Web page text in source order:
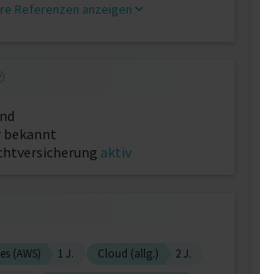
Referenzen anzeigen
bekannt
aktiv
(AWS) 1 J. Cloud (allg.)
2 J.